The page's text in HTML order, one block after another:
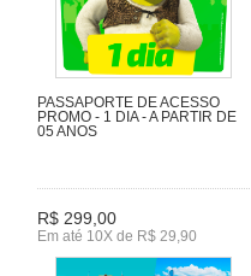
PASSAPORTE DE ACESSO
PROMO - 1 DIA - A PARTIR DE
05 ANOS
R$ 299,00
Em até 10X de R$ 29,90